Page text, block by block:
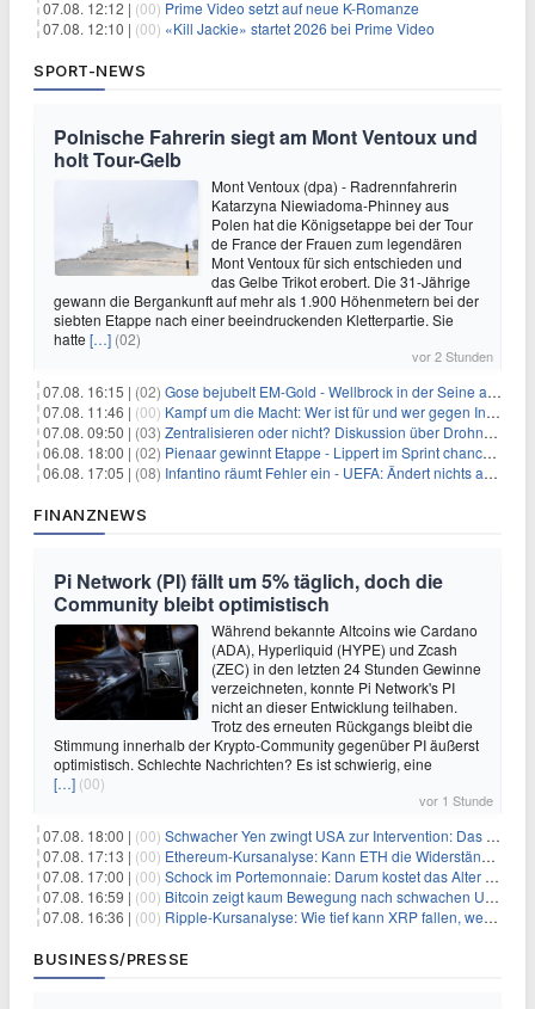
07.08. 12:12 | (00) Prime Video setzt auf neue K-Romanze
07.08. 12:10 | (00) «Kill Jackie» startet 2026 bei Prime Video
SPORT-NEWS
Polnische Fahrerin siegt am Mont Ventoux und
holt Tour-Gelb
Mont Ventoux (dpa) - Radrennfahrerin
Katarzyna Niewiadoma-Phinney aus
Polen hat die Königsetappe bei der Tour
de France der Frauen zum legendären
Mont Ventoux für sich entschieden und
das Gelbe Trikot erobert. Die 31-Jährige
gewann die Bergankunft auf mehr als 1.900 Höhenmetern bei der
siebten Etappe nach einer beeindruckenden Kletterpartie. Sie
hatte […] (02)
vor 2 Stunden
07.08. 16:15 | (02) Gose bejubelt EM-Gold - Wellbrock in der Seine ausgebremst
07.08. 11:46 | (00) Kampf um die Macht: Wer ist für und wer gegen Infantino?
07.08. 09:50 | (03) Zentralisieren oder nicht? Diskussion über Drohnenabwehr
06.08. 18:00 | (02) Pienaar gewinnt Etappe - Lippert im Sprint chancenlos
06.08. 17:05 | (08) Infantino räumt Fehler ein - UEFA: Ändert nichts an Boykott
FINANZNEWS
Pi Network (PI) fällt um 5% täglich, doch die
Community bleibt optimistisch
Während bekannte Altcoins wie Cardano
(ADA), Hyperliquid (HYPE) und Zcash
(ZEC) in den letzten 24 Stunden Gewinne
verzeichneten, konnte Pi Network's PI
nicht an dieser Entwicklung teilhaben.
Trotz des erneuten Rückgangs bleibt die
Stimmung innerhalb der Krypto-Community gegenüber PI äußerst
optimistisch. Schlechte Nachrichten? Es ist schwierig, eine
[…] (00)
vor 1 Stunde
07.08. 18:00 | (00) Schwacher Yen zwingt USA zur Intervention: Das größte Risiko seit 15 Jahren
07.08. 17:13 | (00) Ethereum-Kursanalyse: Kann ETH die Widerstände der gleitenden Durchschnitte überwinden?
07.08. 17:00 | (00) Schock im Portemonnaie: Darum kostet das Alter deutlich mehr als Sie denken
07.08. 16:59 | (00) Bitcoin zeigt kaum Bewegung nach schwachen US-Arbeitsmarktdaten, Fed-Zinserhöhungschancen sinken auf 44%
07.08. 16:36 | (00) Ripple-Kursanalyse: Wie tief kann XRP fallen, wenn die $1-Unterstützung am Wochenende verloren geht?
BUSINESS/PRESSE